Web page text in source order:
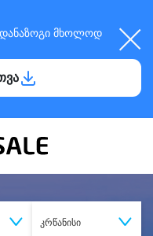
მხოლოდ
კრწანისი